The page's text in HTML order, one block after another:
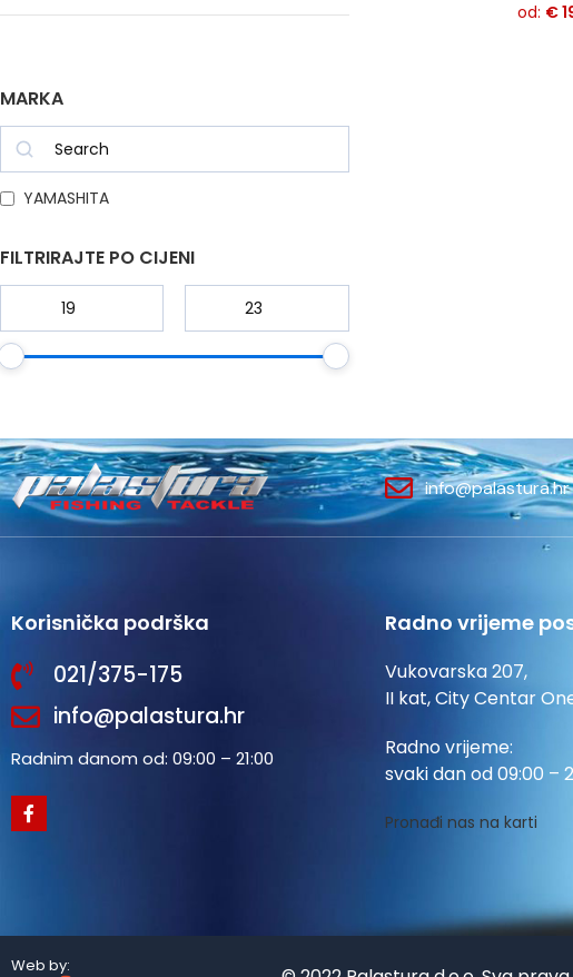
MARKA
YAMASHITA
FILTRIRAJTE PO CIJENI
od: €
info@palastura.hr
Korisnička podrška
021/375-175
info@palastura.hr
Radnim danom od: 09:00 – 21:00
Radno vrijeme
Vukovarska 207,
II kat, City Centar
Radno vrijeme:
svaki dan od 09:00 –
Pronađi nas na karti
Web by: